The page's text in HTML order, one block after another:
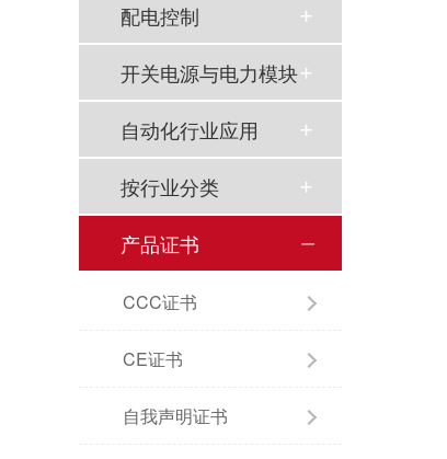
配电控制
开关电源与电力模块
自动化行业应用
按行业分类
产品证书
CCC证书
CE证书
自我声明证书